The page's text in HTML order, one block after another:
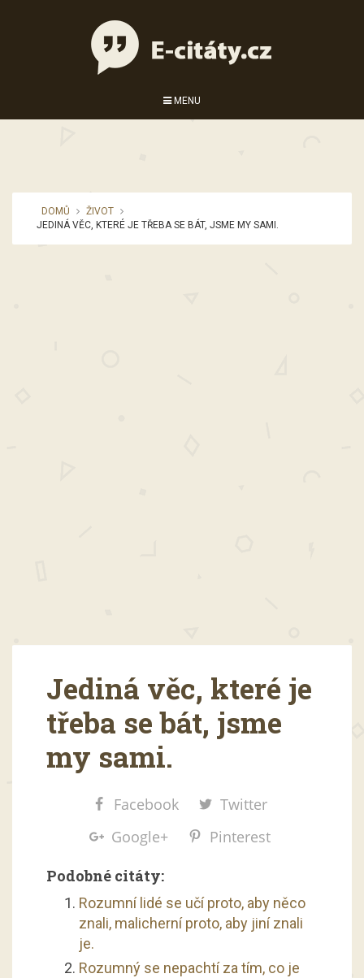
MENU
DOMŮ
ŽIVOT
JEDINÁ VĚC, KTERÉ JE TŘEBA SE BÁT, JSME MY SAMI.
Jediná věc, které je
třeba se bát, jsme
my sami.
Facebook
Twitter
Google+
Pinterest
Podobné citáty:
Rozumní lidé se učí proto, aby něco
znali, malicherní proto, aby jiní znali
je.
Rozumný se nepachtí za tím, co je